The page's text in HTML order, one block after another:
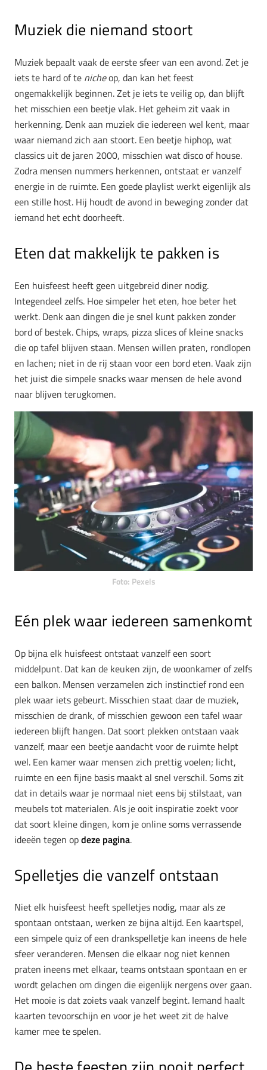
Muziek die niemand stoort
Muziek bepaalt vaak de eerste sfeer van een avond. Zet je
iets te hard of te nicheop, dan kan het feest
ongemakkelijk beginnen. Zet je iets te veilig op, dan blijft
het misschien een beetje vlak. Het geheim zit vaak in
herkenning. Denk aan muziek die iedereen wel kent, maar
waar niemand zich aan stoort. Een beetje hiphop, wat
classics uit de jaren 2000, misschien wat disco of house.
Zodra mensen nummers herkennen, ontstaat er vanzelf
energie in de ruimte. Een goede playlist werkt eigenlijk als
een stille host. Hij houdt de avond in beweging zonder dat
iemand het echt doorheeft.
Eten dat makkelijk te pakken is
Een huisfeest heeft geen uitgebreid diner nodig.
Integendeel zelfs. Hoe simpeler het eten, hoe beter het
werkt. Denk aan dingen die je snel kunt pakken zonder
bord of bestek. Chips, wraps, pizza slices of kleine snacks
die op tafel blijven staan. Mensen willen praten, rondlopen
en lachen; niet in de rij staan voor een bord eten. Vaak zijn
het juist die simpele snacks waar mensen de hele avond
naar blijven terugkomen.
Foto: Pexels
Eén plek waar iedereen samenkomt
Op bijna elk huisfeest ontstaat vanzelf een soort
middelpunt. Dat kan de keuken zijn, de woonkamer of zelfs
een balkon. Mensen verzamelen zich instinctief rond een
plek waar iets gebeurt. Misschien staat daar de muziek,
misschien de drank, of misschien gewoon een tafel waar
iedereen blijft hangen. Dat soort plekken ontstaan vaak
vanzelf, maar een beetje aandacht voor de ruimte helpt
wel. Een kamer waar mensen zich prettig voelen; licht,
ruimte en een fijne basis maakt al snel verschil. Soms zit
dat in details waar je normaal niet eens bij stilstaat, van
meubels tot materialen. Als je ooit inspiratie zoekt voor
dat soort kleine dingen, kom je online soms verrassende
ideeën tegen opdeze pagina.
Spelletjes die vanzelf ontstaan
Niet elk huisfeest heeft spelletjes nodig, maar als ze
spontaan ontstaan, werken ze bijna altijd. Een kaartspel,
een simpele quiz of een drankspelletje kan ineens de hele
sfeer veranderen. Mensen die elkaar nog niet kennen
praten ineens met elkaar, teams ontstaan spontaan en er
wordt gelachen om dingen die eigenlijk nergens over gaan.
Het mooie is dat zoiets vaak vanzelf begint. Iemand haalt
kaarten tevoorschijn en voor je het weet zit de halve
kamer mee te spelen.